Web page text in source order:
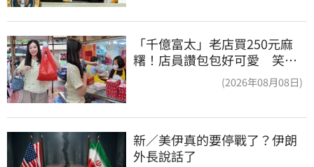
「千億富太」老店買250元麻
糬！店員讚包包好可愛 笑
(2026年08月08日)
新／美伊真的要停戰了？伊朗
外長說話了